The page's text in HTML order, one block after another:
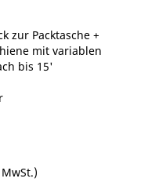
zur Packtasche +
mit variablen
bis 15'